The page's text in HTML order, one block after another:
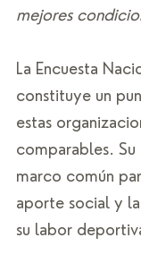
mejores
La Encuesta
constituye un
estas
comparables.
marco común
aporte social y
su labor